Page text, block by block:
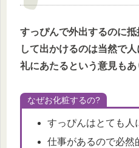
すっぴんで外出するのに
して出かけるのは当然で
礼にあたるという意見もあ
なぜお化粧するの?
すっぴんはとても人
仕事があるので必然